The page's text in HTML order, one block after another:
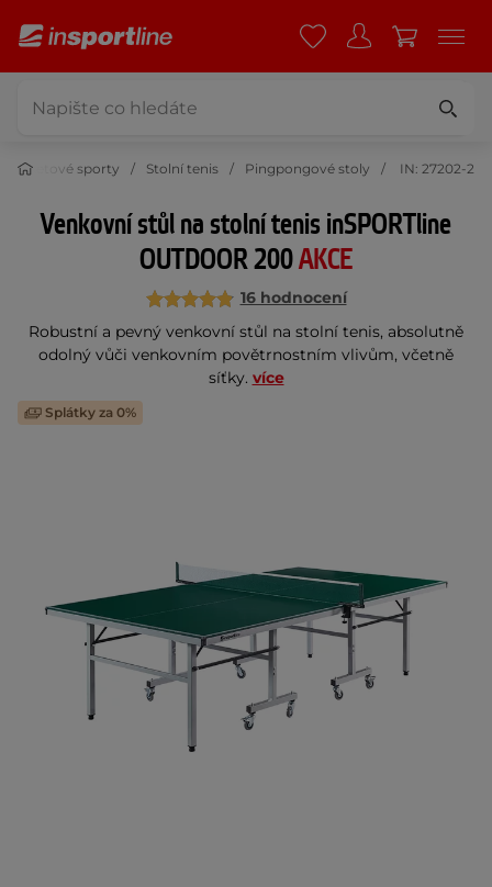
Raketové sporty Stolní tenis Pingpongové stoly IN: 27202-2
Venkovní stůl na stolní tenis inSPORTline
OUTDOOR 200AKCE
16 hodnocení
Robustní a pevný venkovní stůl na stolní tenis, absolutně
odolný vůči venkovním povětrnostním vlivům, včetně
síťky. více
Splátky za 0%